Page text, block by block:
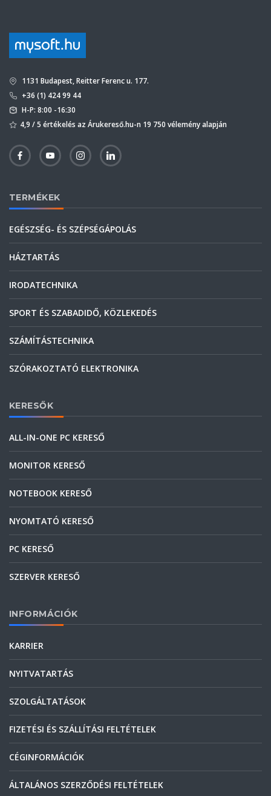
1131 Budapest, Reitter Ferenc u. 177.
+36 (1) 424 99 44
H-P: 8:00 -16:30
4,9 / 5 értékelés az Árukereső.hu-n 19 750 vélemény alapján
TERMÉKEK
EGÉSZSÉG- ÉS SZÉPSÉGÁPOLÁS
HÁZTARTÁS
IRODATECHNIKA
SPORT ÉS SZABADIDŐ, KÖZLEKEDÉS
SZÁMÍTÁSTECHNIKA
SZÓRAKOZTATÓ ELEKTRONIKA
KERESŐK
ALL-IN-ONE PC KERESŐ
MONITOR KERESŐ
NOTEBOOK KERESŐ
NYOMTATÓ KERESŐ
PC KERESŐ
SZERVER KERESŐ
INFORMÁCIÓK
KARRIER
NYITVATARTÁS
SZOLGÁLTATÁSOK
FIZETÉSI ÉS SZÁLLÍTÁSI FELTÉTELEK
CÉGINFORMÁCIÓK
ÁLTALÁNOS SZERZŐDÉSI FELTÉTELEK